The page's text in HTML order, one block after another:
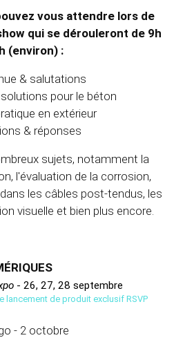
vous attendre lors de
qui se dérouleront de 9h
(environ) :
& salutations
pour le béton
en extérieur
& réponses
sujets, notamment la
l'évaluation de la corrosion,
les câbles post-tendus, les
visuelle et bien plus encore.
- 26, 27, 28 septembre
lancement de produit exclusif RSVP
- 2 octobre